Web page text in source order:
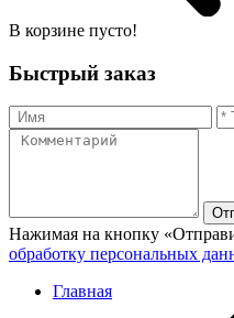
В корзине пусто!
Быстрый заказ
Нажимая на кнопку
обработку персональных
Главная